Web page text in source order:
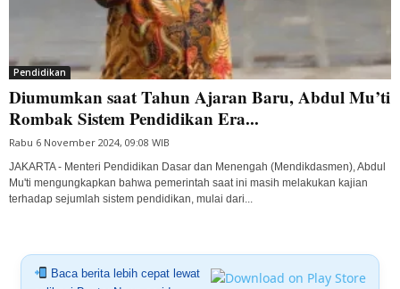
Pendidikan
Diumumkan saat Tahun Ajaran Baru, Abdul Mu’ti
Rombak Sistem Pendidikan Era...
Rabu 6 November 2024, 09:08 WIB
JAKARTA - Menteri Pendidikan Dasar dan Menengah (Mendikdasmen), Abdul
Mu'ti mengungkapkan bahwa pemerintah saat ini masih melakukan kajian
terhadap sejumlah sistem pendidikan, mulai dari...
Baca berita lebih cepat lewat